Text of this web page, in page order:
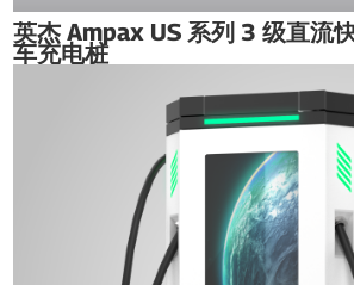
英杰 Ampax US 系列 3 级直流
车充电桩